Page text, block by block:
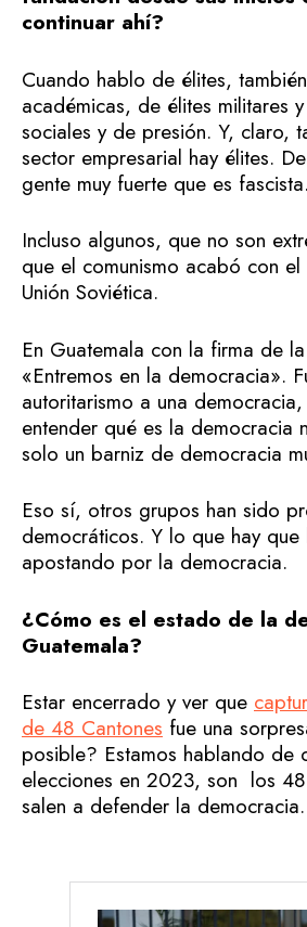
continuar ahí?
Cuando hablo de élites,
académicas, de élites militares
sociales y de presión. Y, claro,
sector empresarial hay élites.
gente muy fuerte que es fascista.
Incluso algunos, que no son
que el comunismo acabó con
Unión Soviética.
En Guatemala con la firma de
«Entremos en la democracia».
autoritarismo a una
entender qué es la democracia
solo un barniz de democracia
Eso sí, otros grupos han sido
democráticos. Y lo que hay que
apostando por la democracia.
¿Cómo es el estado de la
Guatemala?
Estar encerrado y ver que
de 48 Cantones fue una
posible? Estamos hablando de
elecciones en 2023, son los
salen a defender la democracia.